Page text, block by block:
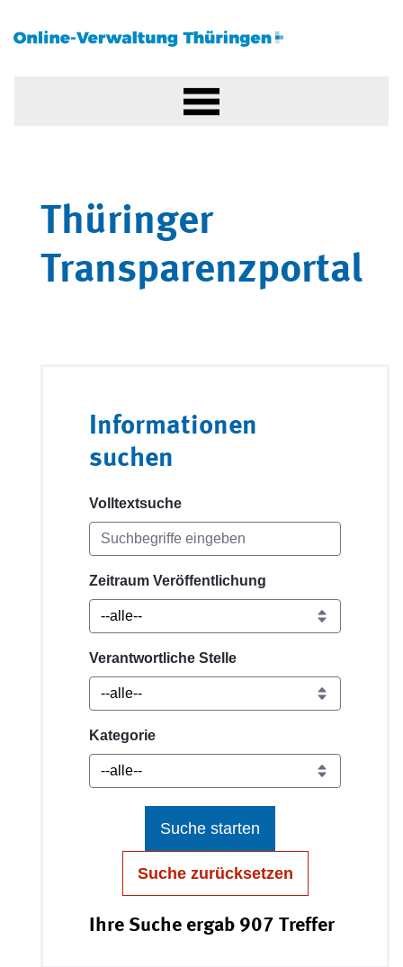
Thüringer
Transparenzportal
Informationen
suchen
Volltextsuche
Zeitraum Veröffentlichung
Verantwortliche Stelle
Kategorie
Suche starten
Suche zurücksetzen
Ihre Suche ergab 907 Treffer